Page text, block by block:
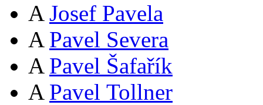
A Josef Pavela
A Pavel Severa
A Pavel Šafařík
A Pavel Tollner